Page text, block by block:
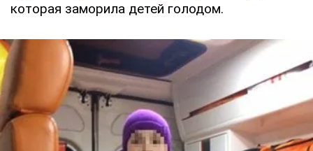
которая заморила детей голодом.